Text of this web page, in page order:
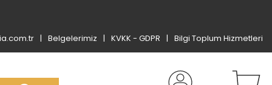
Belgelerimiz KVKK - GDPR Bilgi Toplum Hizmetleri